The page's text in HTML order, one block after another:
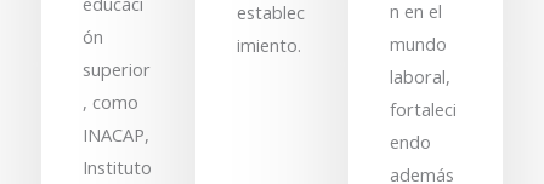
ón
superior
, como
INACAP,
Instituto
establec
imiento.
n en el
mundo
laboral,
fortaleci
endo
además